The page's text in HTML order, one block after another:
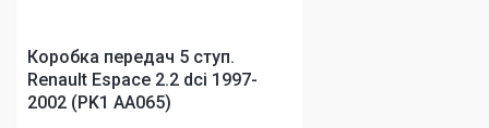
Коробка передач 5 ступ.
Renault Espace 2.2 dci 1997-
2002 (PK1 AA065)